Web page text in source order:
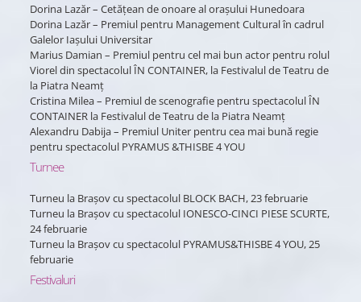
Dorina Lazăr – Cetăţean de onoare al oraşului Hunedoara
Dorina Lazăr – Premiul pentru Management Cultural în cadrul
Galelor Iașului Universitar
Marius Damian – Premiul pentru cel mai bun actor pentru rolul
Viorel din spectacolul ÎN CONTAINER, la Festivalul de Teatru de
la Piatra Neamț
Cristina Milea – Premiul de scenografie pentru spectacolul ÎN
CONTAINER la Festivalul de Teatru de la Piatra Neamț
Alexandru Dabija – Premiul Uniter pentru cea mai bună regie
pentru spectacolul PYRAMUS &THISBE 4 YOU
Turnee
Turneu la Brașov cu spectacolul BLOCK BACH, 23 februarie
Turneu la Brașov cu spectacolul IONESCO-CINCI PIESE SCURTE,
24 februarie
Turneu la Brașov cu spectacolul PYRAMUS&THISBE 4 YOU, 25
februarie
Festivaluri